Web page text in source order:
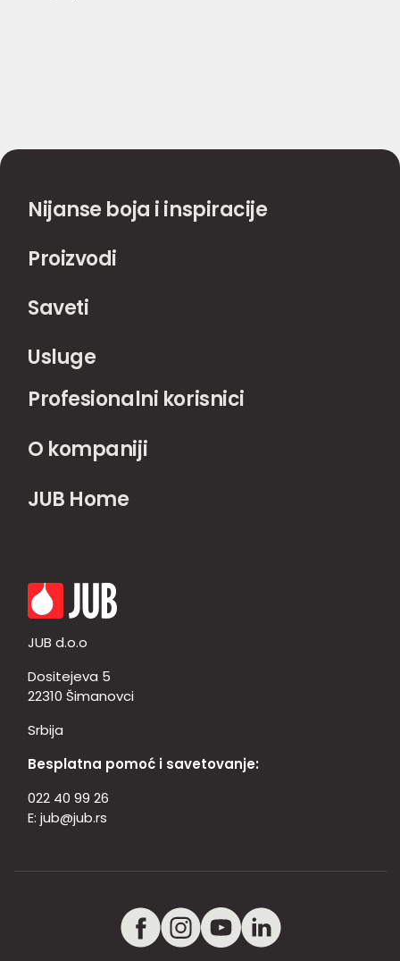
Nijanse boja i inspiracije
Proizvodi
Saveti
Usluge
Profesionalni korisnici
O kompaniji
JUB Home
JUB d.o.o
Dositejeva 5
22310 Šimanovci
Srbija
Besplatna pomoć i savetovanje:
022 40 99 26
E: jub@jub.rs